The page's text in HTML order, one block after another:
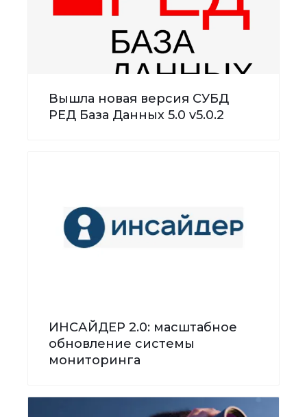
Вышла новая версия СУБД
РЕД База Данных 5.0 v5.0.2
ИНСАЙДЕР 2.0: масштабное
обновление системы
мониторинга